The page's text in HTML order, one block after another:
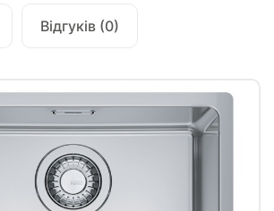
Відгуків (0)